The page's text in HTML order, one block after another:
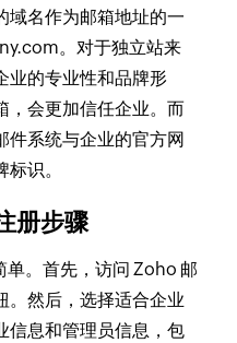
域名作为邮箱地址的一
。对于独立站来
业的专业性和品牌形
，会更加信任企业。而
件系统与企业的官方网
识。
册步骤
。首先，访问 Zoho 邮
。然后，选择适合企业
信息和管理员信息，包